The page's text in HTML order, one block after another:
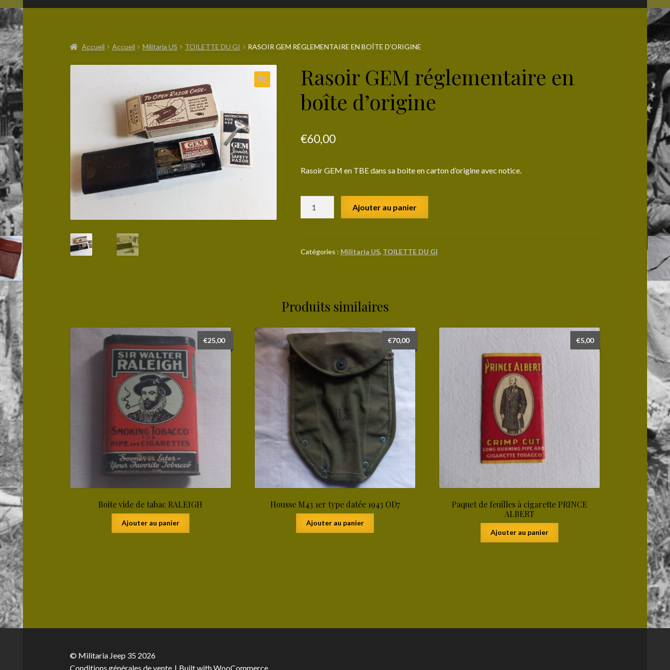
Accueil Accueil Militaria US TOILETTE DU GI RASOIR GEM RÉGLEMENTAIRE EN BOÎTE D’ORIGINE
Rasoir GEM réglementaire en
boîte d’origine
€60,00
Rasoir GEM en TBE dans sa boite en carton d’origine avec notice.
réglementaire
Ajouter au panier
Catégories : Militaria US, TOILETTE DU GI
Produits similaires
Boite vide de tabac RALEIGH
€25,00
Ajouter au panier
Housse M43 1er type datée 1943 OD7
€70,00
Ajouter au panier
Paquet de feuilles à cigarette PRINCE
ALBERT
€5,00
Ajouter au panier
© Militaria Jeep 35 2026
Conditions générales de vente
Built with WooCommerce